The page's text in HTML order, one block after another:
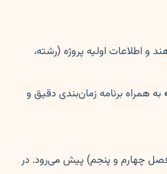
و اطلاعات اولیه پروژه (رشته،
به همراه برنامه زمان‌بندی دقیق و
فصل چهارم و پنجم) پیش می‌رود. در